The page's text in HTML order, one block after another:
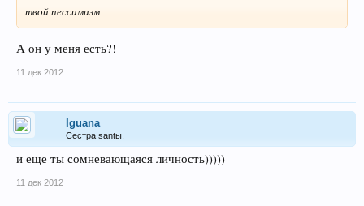
твой пессимизм
А он у меня есть?!
11 дек 2012
Iguana
Сестра santы.
и еще ты сомневающаяся личность)))))
11 дек 2012